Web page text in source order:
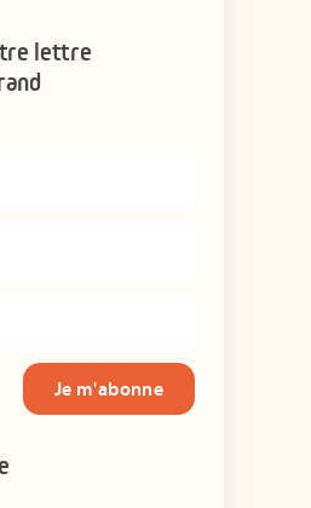
lettre
Je m'abonne